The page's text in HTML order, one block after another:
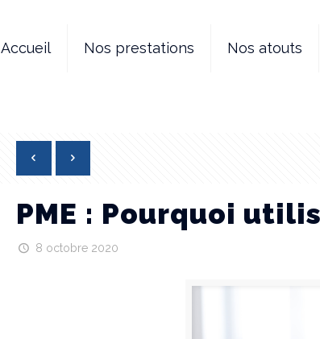
Accueil Nos prestations Nos atouts
PME : Pourquoi
8 octobre 2020